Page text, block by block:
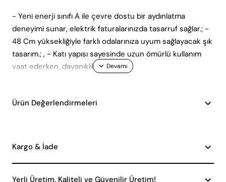
- Yeni enerji sınıfı A ile çevre dostu bir aydınlatma
deneyimi sunar, elektrik faturalarınızda tasarruf sağlar.; -
48 Cm yüksekliğiyle farklı odalarınıza uyum sağlayacak şık
tasarım.; , - Katı yapısı sayesinde uzun ömürlü kullanım
vaat ederken, dayanıklıl
Ürün Değerlendirmeleri
Kargo & İade
Yerli Üretim, Kaliteli ve Güvenilir Üretim!